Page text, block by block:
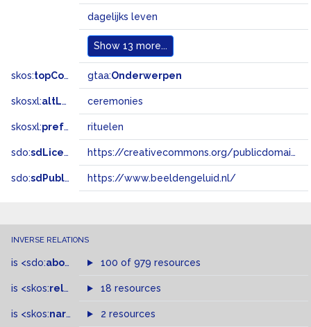
dagelijks leven
Show 13 more...
skos:topConceptOf gtaa:Onderwerpen
skosxl:altLabel ceremonies
skosxl:prefLabel rituelen
sdo:sdLicense https://creativecommons.org/publicdomain/zero/1.0/
sdo:sdPublisher https://www.beeldengeluid.nl/
INVERSE RELATIONS
is <sdo:about of 100 of 979 resources
is <skos:related > of
18 resources
is <skos:narrowMatch >of
2 resources